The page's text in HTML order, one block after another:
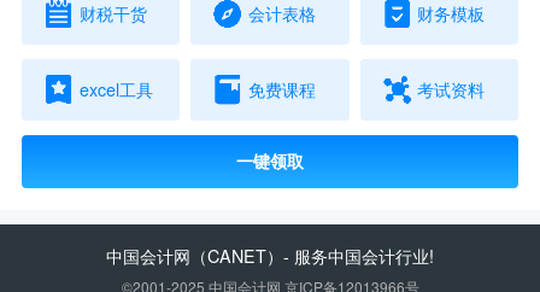
财税干货 会计表格 财务模板
excel工具 免费课程 考试资料
一键领取
中国会计网 （CANET）- 服务中国会计行业!
©2001-2025 中国会计网 京ICP备12013966号